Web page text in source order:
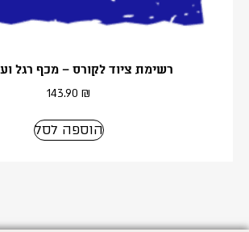
רשימת ציוד לקורס – מכף רגל
143.90 ₪
הוספה לסל